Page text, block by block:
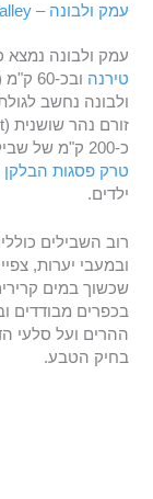
עמק ולבונה – Valbone Valley
עמק ולבונה נמצא כ-300 קילומטר צפון מזרחית לבירת
טירנה ובכ-60 ק"מ (שעה נסיעה) מ
ולבונה נחשב
כ-200 ק"מ של שבילי הליכה, חלקם מיועדים למיטבי לכת כמו
טרק פסגות הבלקן
ילדים.
רוב השבילים
ובמעבי יערות,
שכשוך במים
בכפרים מבודדים
ההרים ועל סלעי
בחיק הטבע.